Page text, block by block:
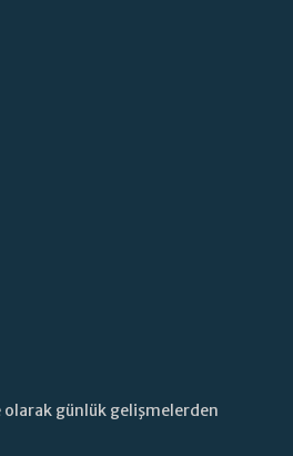
günlük gelişmelerden